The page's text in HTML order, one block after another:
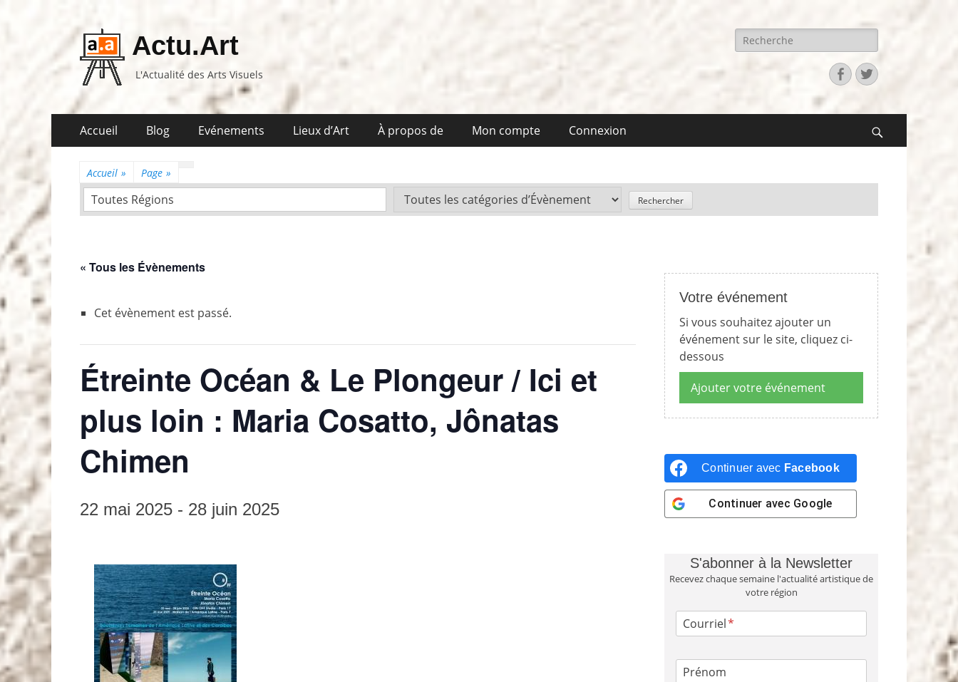
Actu.Art
L'Actualité des Arts Visuels
Recherche
pour:
Facebook
Twitter
Premier
menu
Accueil Blog Evénements Lieux d’Art À propos de Mon compte Connexion
Accueil » Page »
Toutes Régions
« Tous les Évènements
Cet évènement est passé.
Étreinte Océan & Le Plongeur / Ici et
plus loin : Maria Cosatto, Jônatas
Chimen
22 mai 2025 - 28 juin 2025
Votre événement
Si vous souhaitez ajouter un
événement sur le site, cliquez ci-
dessous
Ajouter votre événement
Continuer avec Facebook
Continuer avec Google
S'abonner à la Newsletter
Recevez chaque semaine l'actualité artistique de
votre région
Courriel
Prénom